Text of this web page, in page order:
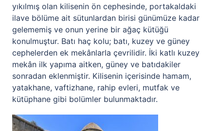
yıkılmış olan kilisenin ön cephesinde, portakaldaki
ilave bölüme ait sütunlardan birisi günümüze kadar
gelememiş ve onun yerine bir ağaç kütüğü
konulmuştur. Batı haç kolu; batı, kuzey ve güney
cephelerden ek mekânlarla çevrilidir. İki katlı kuzey
mekân ilk yapıma aitken, güney ve batıdakiler
sonradan eklenmiştir. Kilisenin içerisinde hamam,
yatakhane, vaftizhane, rahip evleri, mutfak ve
kütüphane gibi bolümler bulunmaktadır.